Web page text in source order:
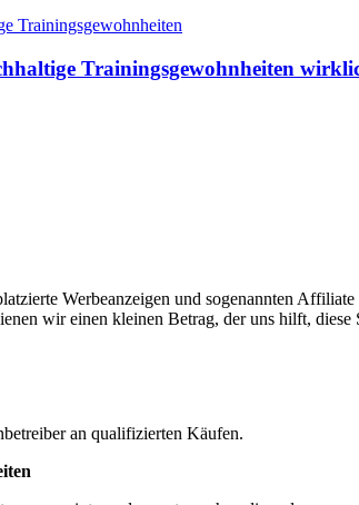
Trainingsgewohnheiten
Werbeanzeigen und sogenannten
wir einen kleinen Betrag, der uns hilft, diese
an qualifizierten Käufen.